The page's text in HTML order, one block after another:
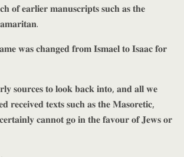
𝐨𝐟 𝐞𝐚𝐫𝐥𝐢𝐞𝐫 𝐦𝐚𝐧𝐮𝐬𝐜𝐫𝐢𝐩𝐭𝐬 𝐬𝐮𝐜𝐡 𝐚𝐬 𝐭𝐡𝐞
𝐰𝐚𝐬 𝐜𝐡𝐚𝐧𝐠𝐞𝐝 𝐟𝐫𝐨𝐦 𝐈𝐬𝐦𝐚𝐞𝐥 𝐭𝐨 𝐈𝐬𝐚𝐚𝐜 𝐟𝐨𝐫
𝐬𝐨𝐮𝐫𝐜𝐞𝐬 𝐭𝐨 𝐥𝐨𝐨𝐤 𝐛𝐚𝐜𝐤 𝐢𝐧𝐭𝐨, 𝐚𝐧𝐝 𝐚𝐥𝐥 𝐰𝐞
𝐫𝐞𝐜𝐞𝐢𝐯𝐞𝐝 𝐭𝐞𝐱𝐭𝐬 𝐬𝐮𝐜𝐡 𝐚𝐬 𝐭𝐡𝐞 𝐌𝐚𝐬𝐨𝐫𝐞𝐭𝐢𝐜,
𝐜𝐚𝐧𝐧𝐨𝐭 𝐠𝐨 𝐢𝐧 𝐭𝐡𝐞 𝐟𝐚𝐯𝐨𝐮𝐫 𝐨𝐟 𝐉𝐞𝐰𝐬 𝐨𝐫